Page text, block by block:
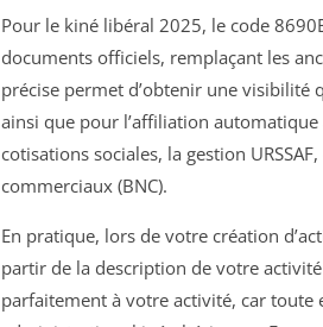
Pour le kiné libéral 2025, le code
documents officiels, remplaçant les
précise permet d’obtenir une visibilité
ainsi que pour l’affiliation automatique
cotisations sociales, la gestion
commerciaux (BNC).
En pratique, lors de votre création
partir de la description de votre
parfaitement à votre activité, car toute